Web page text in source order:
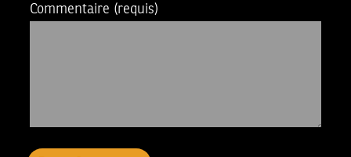
Commentaire (requis)